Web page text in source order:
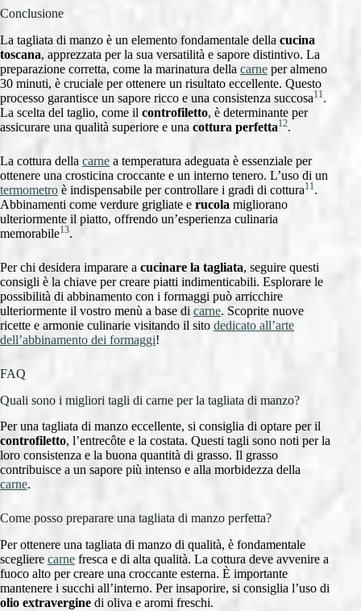
Conclusione
La tagliata di manzo è un elemento fondamentale della cucina
toscana, apprezzata per la sua versatilità e sapore distintivo. La
preparazione corretta, come la marinatura della carne per almeno
30 minuti, è cruciale per ottenere un risultato eccellente. Questo
processo garantisce un sapore ricco e una consistenza succosa11.
La scelta del taglio, come il controfiletto, è determinante per
assicurare una qualità superiore e una cottura perfetta12.
La cottura della carne a temperatura adeguata è essenziale per
ottenere una crosticina croccante e un interno tenero. L’uso di un
termometro è indispensabile per controllare i gradi di cottura11.
Abbinamenti come verdure grigliate e rucola migliorano
ulteriormente il piatto, offrendo un’esperienza culinaria
memorabile13.
Per chi desidera imparare a cucinare la tagliata, seguire questi
consigli è la chiave per creare piatti indimenticabili. Esplorare le
possibilità di abbinamento con i formaggi può arricchire
ulteriormente il vostro menù a base di carne. Scoprite nuove
ricette e armonie culinarie visitando il sito dedicato all’arte
dell’abbinamento dei formaggi!
FAQ
Quali sono i migliori tagli di carne per la tagliata di manzo?
Per una tagliata di manzo eccellente, si consiglia di optare per il
controfiletto, l’entrecôte e la costata. Questi tagli sono noti per la
loro consistenza e la buona quantità di grasso. Il grasso
contribuisce a un sapore più intenso e alla morbidezza della
carne.
Come posso preparare una tagliata di manzo perfetta?
Per ottenere una tagliata di manzo di qualità, è fondamentale
scegliere carne fresca e di alta qualità. La cottura deve avvenire a
fuoco alto per creare una croccante esterna. È importante
mantenere i succhi all’interno. Per insaporire, si consiglia l’uso di
olio extravergine di oliva e aromi freschi.